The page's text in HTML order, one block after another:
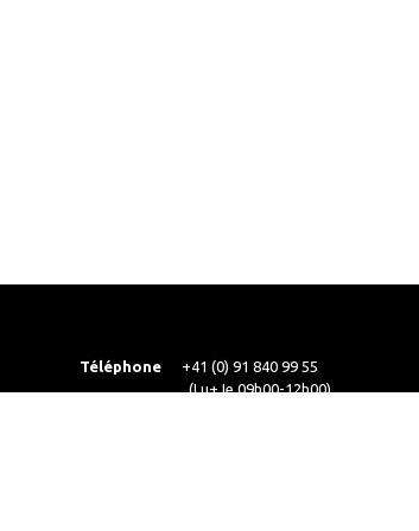
Téléphone
+41 (0) 91 840 99 55
(Lu+Je 09h00-12h00)